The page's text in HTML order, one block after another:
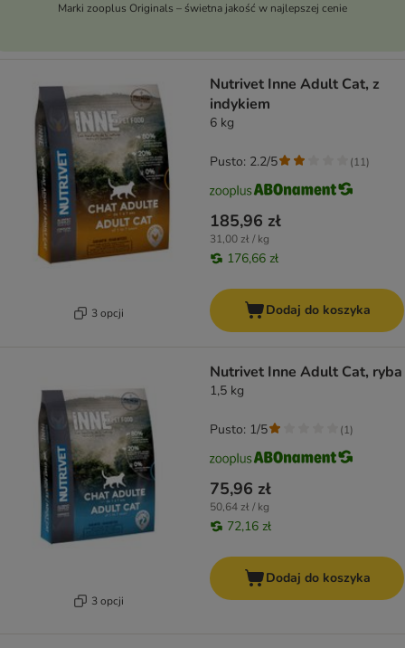
Marki zooplus Originals – świetna jakość w najlepszej cenie
3 opcji
Nutrivet Inne Adult Cat, z
indykiem
6 kg
185,96 zł
31,00 zł / kg
176,66 zł
Pusto: 2.2/5 (11)
Dodaj do koszyka
3 opcji
Nutrivet Inne Adult Cat, ryba
1,5 kg
75,96 zł
50,64 zł / kg
72,16 zł
Pusto: 1/5 (1)
Dodaj do koszyka